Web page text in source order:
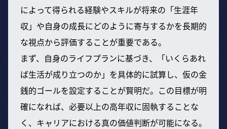
によって得られる経験やスキルが将来の「生涯年
収」や自身の成長にどのように寄与するかを長期的
な視点から評価することが重要である。
まず、自身のライフプランに基づき、「いくらあれ
ば生活が成り立つのか」を具体的に試算し、仮の金
銭的ゴールを設定することが賢明だ。この目標が明
確になれば、必要以上の高年収に固執することな
く、キャリアにおける真の価値判断が可能になる。